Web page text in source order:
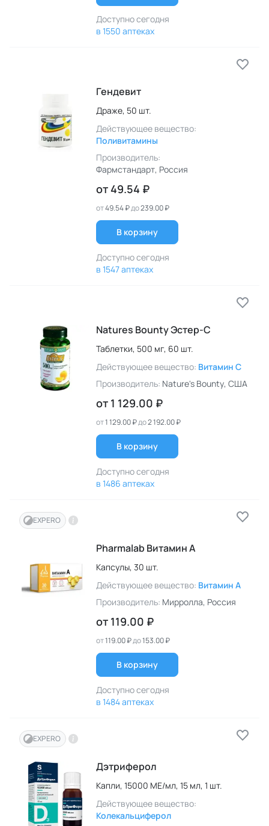
Доступно сегодня
в 1550 аптеках
Гендевит
Драже, 50 шт.
Действующее вещество:
Поливитамины
Производитель:
Фармстандарт, Россия
от 49.54 ₽
от49.54 ₽до239.00 ₽
В корзину
Доступно сегодня
в 1547 аптеках
Natures Bounty Эстер-С
Таблетки, 500 мг, 60 шт.
Действующее вещество: Витамин C
Производитель: Nature's Bounty, США
от 1 129.00 ₽
от1 129.00 ₽до2 192.00 ₽
В корзину
Доступно сегодня
в 1486 аптеках
EXPERO
Pharmalab Витамин A
Капсулы, 30 шт.
Действующее вещество: Витамин A
Производитель: Мирролла, Россия
от 119.00 ₽
от119.00 ₽до153.00 ₽
В корзину
Доступно сегодня
в 1484 аптеках
EXPERO
Дэтриферол
Капли, 15000 МЕ/мл, 15 мл, 1 шт.
Действующее вещество:
Колекальциферол